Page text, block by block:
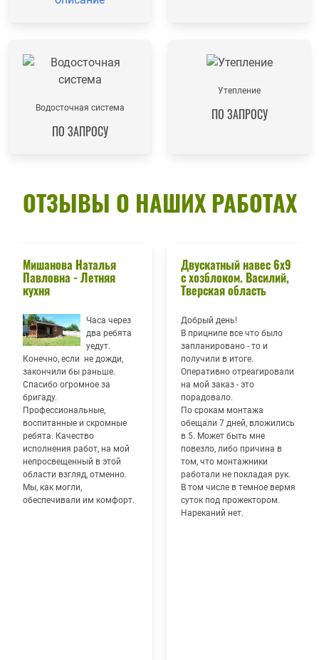
Водосточная система
ПО ЗАПРОСУ
Утепление
ПО ЗАПРОСУ
ОТЗЫВЫ О НАШИХ РАБОТАХ
Мишанова Наталья
Павловна - Летняя
кухня
Часа через
два ребята
уедут.
Конечно, если не дожди,
закончили бы раньше.
Спасибо огромное за
бригаду.
Профессиональные,
воспитанные и скромные
ребята. Качество
исполнения работ, на мой
непросвещенный в этой
области взгляд, отменно.
Мы, как могли,
обеспечивали им комфорт.
Двускатный навес 6х9
с хозблоком. Василий,
Тверская область
Добрый день!
В прицнипе все что было
запланировано - то и
получили в итоге.
Оперативно отреагировали
на мой заказ - это
порадовало.
По срокам монтажа
обещали 7 дней, вложились
в 5. Может быть мне
повезло, либо причина в
том, что монтажники
работали не покладая рук.
В том числе в темное вермя
суток под прожектором.
Нареканий нет.